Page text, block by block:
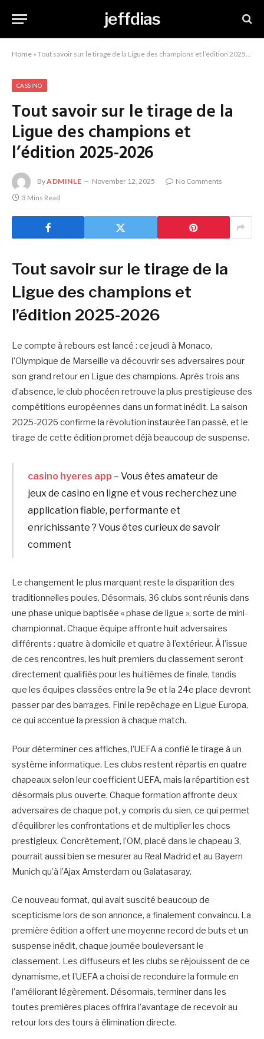
jeffdias
Home » Tout savoir sur le tirage de la Ligue des champions et l’édition 2025-2026
CASSINO
Tout savoir sur le tirage de la
Ligue des champions et
l’édition 2025-2026
ByADMINLE November 12, 2025
No Comments
3 Mins Read
Tout savoir sur le tirage de la
Ligue des champions et
l’édition 2025-2026
Le compte à rebours est lancé : ce jeudi à Monaco,
l’Olympique de Marseille va découvrir ses adversaires pour
son grand retour en Ligue des champions. Après trois ans
d’absence, le club phocéen retrouve la plus prestigieuse des
compétitions européennes dans un format inédit. La saison
2025-2026 confirme la révolution instaurée l’an passé, et le
tirage de cette édition promet déjà beaucoup de suspense.
casino hyeres app – Vous êtes amateur de
jeux de casino en ligne et vous recherchez une
application fiable, performante et
enrichissante ? Vous êtes curieux de savoir
comment
Le changement le plus marquant reste la disparition des
traditionnelles poules. Désormais, 36 clubs sont réunis dans
une phase unique baptisée « phase de ligue », sorte de mini-
championnat. Chaque équipe affronte huit adversaires
différents : quatre à domicile et quatre à l’extérieur. À l’issue
de ces rencontres, les huit premiers du classement seront
directement qualifiés pour les huitièmes de finale, tandis
que les équipes classées entre la 9e et la 24e place devront
passer par des barrages. Fini le repêchage en Ligue Europa,
ce qui accentue la pression à chaque match.
Pour déterminer ces affiches, l’UEFA a confié le tirage à un
système informatique. Les clubs restent répartis en quatre
chapeaux selon leur coefficient UEFA, mais la répartition est
désormais plus ouverte. Chaque formation affronte deux
adversaires de chaque pot, y compris du sien, ce qui permet
d’équilibrer les confrontations et de multiplier les chocs
prestigieux. Concrètement, l’OM, placé dans le chapeau 3,
pourrait aussi bien se mesurer au Real Madrid et au Bayern
Munich qu’à l’Ajax Amsterdam ou Galatasaray.
Ce nouveau format, qui avait suscité beaucoup de
scepticisme lors de son annonce, a finalement convaincu. La
première édition a offert une moyenne record de buts et un
suspense inédit, chaque journée bouleversant le
classement. Les diffuseurs et les clubs se réjouissent de ce
dynamisme, et l’UEFA a choisi de reconduire la formule en
l’améliorant légèrement. Désormais, terminer dans les
toutes premières places offrira l’avantage de recevoir au
retour lors des tours à élimination directe.